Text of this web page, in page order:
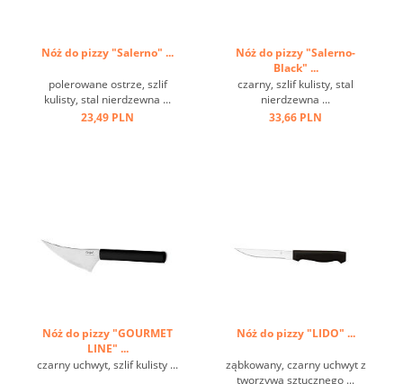
Nóż do pizzy "Salerno" ...
polerowane ostrze, szlif
kulisty, stal nierdzewna ...
23,49 PLN
Nóż do pizzy "Salerno-
Black" ...
czarny, szlif kulisty, stal
nierdzewna ...
33,66 PLN
Nóż do pizzy "GOURMET
LINE" ...
czarny uchwyt, szlif kulisty ...
Nóż do pizzy "LIDO" ...
ząbkowany, czarny uchwyt z
tworzywa sztucznego ...